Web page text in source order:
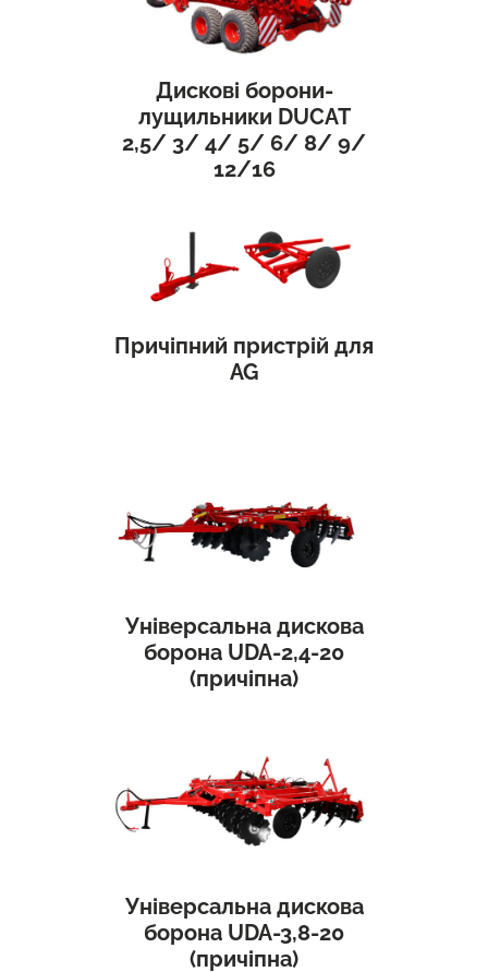
Дискові борони-
лущильники DUCAT
2,5/ 3/ 4/ 5/ 6/ 8/ 9/
12/16
Причіпний пристрій для
AG
Універсальна дискова
борона UDA-2,4-20
(причіпна)
Універсальна дискова
борона UDA-3,8-20
(причіпна)